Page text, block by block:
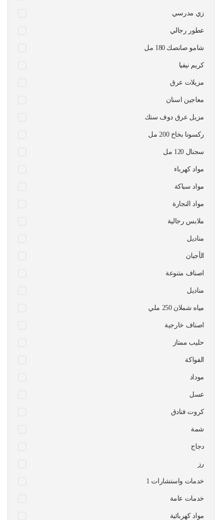
زي مدرسي
عطور رجالي
شامو صانصك 180 مل
كريم نيفيا
مزيلات عرق
معاجين اسنان
مزيل عرق دوف ستك
ركسونا بخاخ 200 مل
سجنال 120 مل
مواد كهرباء
مواد سباكة
مواد النجارة
ملابس رجالية
مناديل
الأجبان
اصناف متنوعة
مناديل
مياه شملان 250 ملي
اصناف خارجية
حليب ممتاز
الفواكة
موداد
عسل
كروت فنادق
شمة
دجاج
رز
1 خدمات واستشارات
خدمات عامة
مواد كهربائية